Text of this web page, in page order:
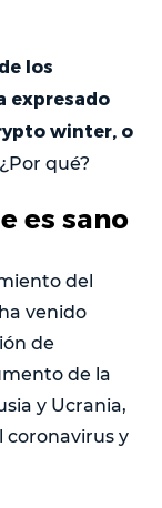
los
expresado
winter, o
qué?
es sano
del
venido
de
de la
y Ucrania,
coronavirus y